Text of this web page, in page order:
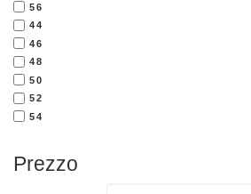
56
44
46
48
50
52
54
Prezzo